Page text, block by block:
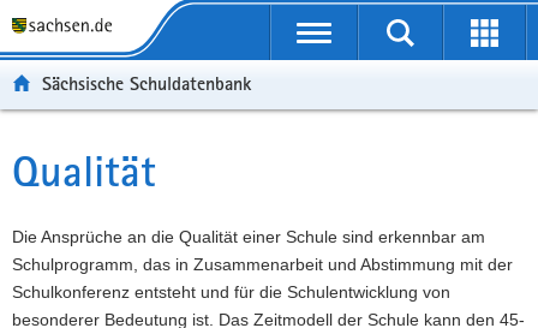
t
ü
e
r
g
r
r
l
a
v
i
g
a
t
n
h
a
l
W
t
r
e
I
n
r
i
c
e
Portalübergreifende
Suche
Sächsische Schuldatenbank
Hauptinhalt
Qualität
Die Ansprüche an die Qualität einer Schule sind erkennbar am
Schulprogramm, das in Zusammenarbeit und Abstimmung mit der
Schulkonferenz entsteht und für die Schulentwicklung von
besonderer Bedeutung ist. Das Zeitmodell der Schule kann den 45-